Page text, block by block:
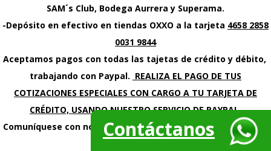
Contáctanos
SAM´s Club, Bodega Aurrera y Superama.
-Depósito en efectivo en tiendas OXXO a la tarjeta 4658 2858
0031 9844
Aceptamos pagos con todas las tajetas de crédito y débito,
trabajando con Paypal. REALIZA EL PAGO DE TUS
COTIZACIONES ESPECIALES CON CARGO A TU TARJETA DE
CRÉDITO, USANDO NUESTRO SERVICIO DE PAYPAL.
Comuníquese con nosotros para que solucionemos su forma